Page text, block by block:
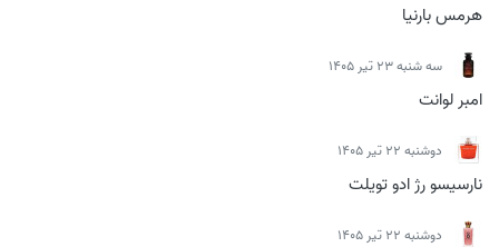
هرمس بارنیا
سه شنبه 23 تیر 1405
امبر لوانت
دوشنبه 22 تیر 1405
نارسیسو رژ ادو تویلت
دوشنبه 22 تیر 1405